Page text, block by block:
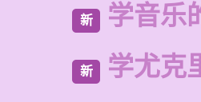
新 学音乐
新 学尤克